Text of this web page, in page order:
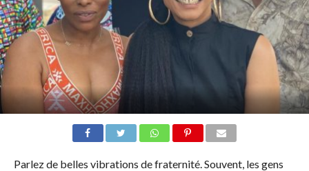
Parlez de belles vibrations de fraternité. Souvent, les gens